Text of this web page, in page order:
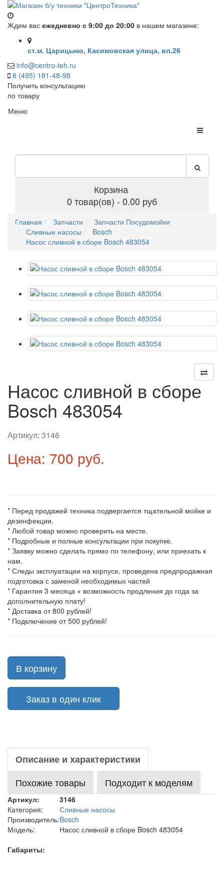
Ждем вас ежедневно с 9:00 до 20:00 в нашем магазине:
ст.м. Царицыно, Касимовская улица, вл.26
info@centro-teh.ru
8 (495) 181-48-98
Получить консультацию
по товару
Меню
Корзина
0 товар(ов) - 0.00 руб
Главная Запчасти
Запчасти Посудомойки
Сливные насосы
Bosch
Насос сливной в сборе Bosch 483054
Насос сливной в сборе
Bosch 483054
Артикул: 3146
Цена: 700 руб.
* Перед продажей техника подвергается тщательной мойке и
дезинфекции.
* Любой товар можно проверить на месте.
* Подробные и полные консультации при покупке.
* Заявку можно сделать прямо по телефону, или приехать к
нам.
* Следы эксплуатации на корпусе, проведена предпродажная
подготовка с заменой необходимых частей
* Гарантия 3 месяца + возможность продления до года за
дополнительную плату!
* Доставка от 800 рублей!
* Подключение от 500 рублей!
В корзину
Заказ в один клик
Описание и характеристики
Похожие товары
Подходит к моделям
Артикул:
3146
Категория:
Сливные насосы
Производитель:Bosch
Модель:
Насос сливной в сборе Bosch 483054
Габариты: